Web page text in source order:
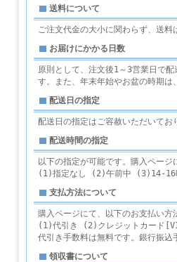
送料について
ご注文代金の大小に関わらず、送料
お届けにかかる日数
原則として、注文後1～3営業日で
す。また、年末年始やお盆の時期は
配送日の指定
配送日の指定はご容赦いただいてお
配送時間の指定
以下の指定が可能です。購入ページ
(1)指定なし (2)午前中 (3)14-
支払方法について
購入ページにて、以下のお支払い方
(1)代引き (2)クレジットカード
代引き手数料は無料です。銀行振込
領収書について